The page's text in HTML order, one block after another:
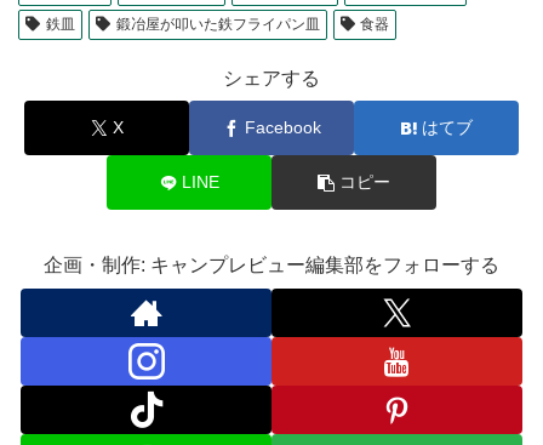
鉄皿
鍛冶屋が叩いた鉄フライパン皿 食器
シェアする
X Facebook はてブ
LINE コピー
企画・制作: キャンプレビュー編集部をフォローする